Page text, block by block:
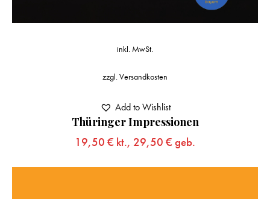
Thüringer Impressionen
19,50 € kt., 29,50 € geb.
inkl. MwSt.
zzgl.Versandkosten
Add to Wishlist